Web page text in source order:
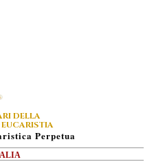
DELLA
PErpetua